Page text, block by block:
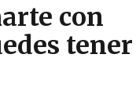
con
tener